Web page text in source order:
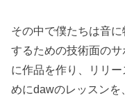
その中で僕たちは音
するための技術面の
に作品を作り、リリ
めにdawのレッスンを